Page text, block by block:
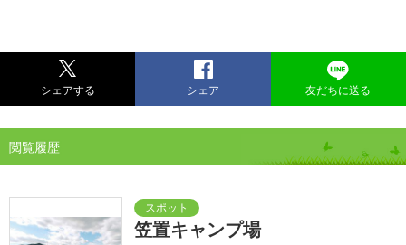
シェアする シェア 友だちに送る
閲覧履歴
笠置キャンプ場